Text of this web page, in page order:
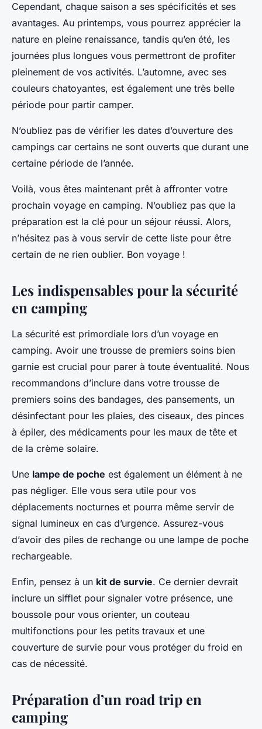
Cependant, chaque saison a ses spécificités et ses
avantages. Au printemps, vous pourrez apprécier la
nature en pleine renaissance, tandis qu’en été, les
journées plus longues vous permettront de profiter
pleinement de vos activités. L’automne, avec ses
couleurs chatoyantes, est également une très belle
période pour partir camper.
N’oubliez pas de vérifier les dates d’ouverture des
campings car certains ne sont ouverts que durant une
certaine période de l’année.
Voilà, vous êtes maintenant prêt à affronter votre
prochain voyage en camping. N’oubliez pas que la
préparation est la clé pour un séjour réussi. Alors,
n’hésitez pas à vous servir de cette liste pour être
certain de ne rien oublier. Bon voyage !
Les indispensables pour la sécurité
en camping
La sécurité est primordiale lors d’un voyage en
camping. Avoir une trousse de premiers soins bien
garnie est crucial pour parer à toute éventualité. Nous
recommandons d’inclure dans votre trousse de
premiers soins des bandages, des pansements, un
désinfectant pour les plaies, des ciseaux, des pinces
à épiler, des médicaments pour les maux de tête et
de la crème solaire.
Une lampe de poche est également un élément à ne
pas négliger. Elle vous sera utile pour vos
déplacements nocturnes et pourra même servir de
signal lumineux en cas d’urgence. Assurez-vous
d’avoir des piles de rechange ou une lampe de poche
rechargeable.
Enfin, pensez à un kit de survie. Ce dernier devrait
inclure un sifflet pour signaler votre présence, une
boussole pour vous orienter, un couteau
multifonctions pour les petits travaux et une
couverture de survie pour vous protéger du froid en
cas de nécessité.
Préparation d’un road trip en
camping